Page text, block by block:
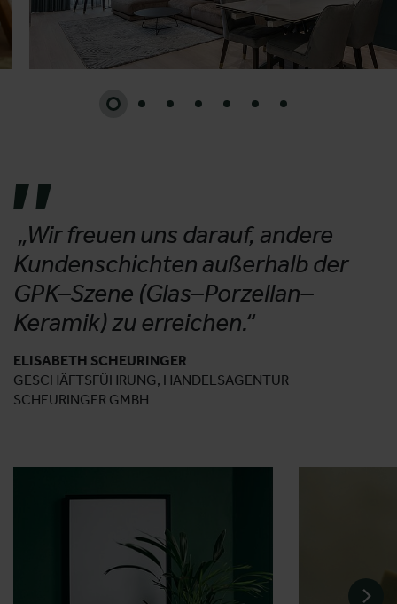
„Wir freuen uns darauf, andere
Kundenschichten außerhalb der
GPK–Szene (Glas–Porzellan–
Keramik) zu erreichen.“
ELISABETH SCHEURINGER
GESCHÄFTSFÜHRUNG, HANDELSAGENTUR
SCHEURINGER GMBH